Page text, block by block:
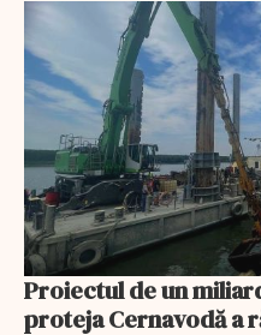
Proiectul de un
proteja Cernavodă a